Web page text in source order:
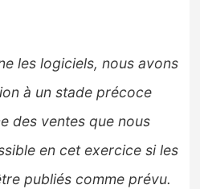
les logiciels, nous avons
à un stade précoce
des ventes que nous
en cet exercice si les
publiés comme prévu.